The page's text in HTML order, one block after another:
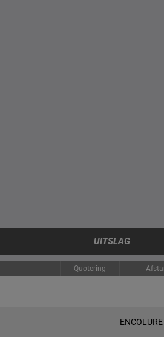
UITSLAG
Quotering
ENCOLURE